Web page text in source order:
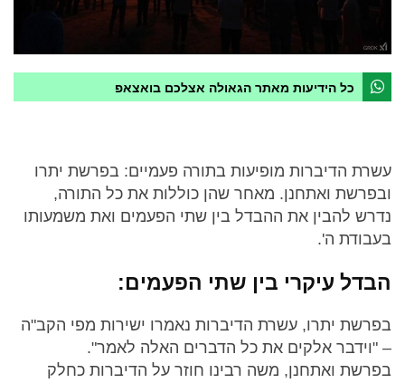
כל הידיעות מאתר הגאולה אצלכם בואצאפ
עשרת הדיברות מופיעות בתורה פעמיים: בפרשת יתרו
ובפרשת ואתחנן. מאחר שהן כוללות את כל התורה,
נדרש להבין את ההבדל בין שתי הפעמים ואת משמעותו
בעבודת ה'.
הבדל עיקרי בין שתי הפעמים:
בפרשת יתרו, עשרת הדיברות נאמרו ישירות מפי הקב"ה
– "וידבר אלקים את כל הדברים האלה לאמר".
בפרשת ואתחנן, משה רבינו חוזר על הדיברות כחלק